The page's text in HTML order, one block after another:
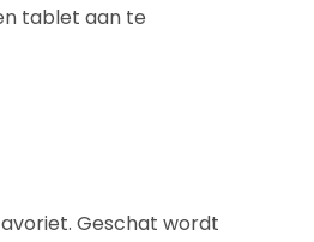
tablet aan te
Geschat wordt